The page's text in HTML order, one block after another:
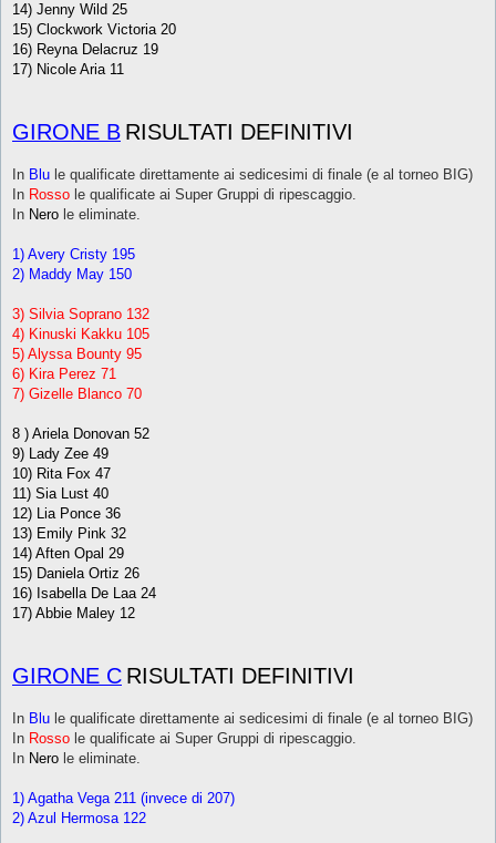
14) Jenny Wild 25
15) Clockwork Victoria 20
16) Reyna Delacruz 19
17) Nicole Aria 11
GIRONE B RISULTATI DEFINITIVI
In Blu le qualificate direttamente ai sedicesimi di finale (e al torneo BIG)
In Rosso le qualificate ai Super Gruppi di ripescaggio.
In Nero le eliminate.
1) Avery Cristy 195
2) Maddy May 150
3) Silvia Soprano 132
4) Kinuski Kakku 105
5) Alyssa Bounty 95
6) Kira Perez 71
7) Gizelle Blanco 70
8 ) Ariela Donovan 52
9) Lady Zee 49
10) Rita Fox 47
11) Sia Lust 40
12) Lia Ponce 36
13) Emily Pink 32
14) Aften Opal 29
15) Daniela Ortiz 26
16) Isabella De Laa 24
17) Abbie Maley 12
GIRONE C RISULTATI DEFINITIVI
In Blu le qualificate direttamente ai sedicesimi di finale (e al torneo BIG)
In Rosso le qualificate ai Super Gruppi di ripescaggio.
In Nero le eliminate.
1) Agatha Vega 211 (invece di 207)
2) Azul Hermosa 122